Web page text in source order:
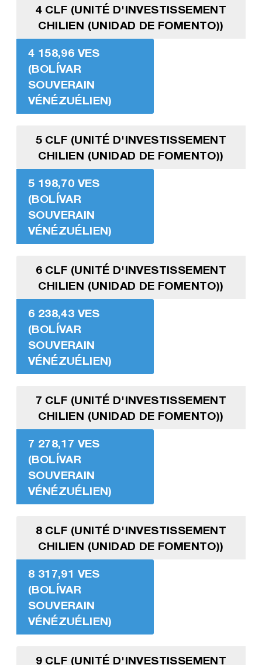
4 CLF (UNITÉ D'INVESTISSEMENT
CHILIEN (UNIDAD DE FOMENTO))
4 158,96 VES
(BOLÍVAR
SOUVERAIN
VÉNÉZUÉLIEN)
5 CLF (UNITÉ D'INVESTISSEMENT
CHILIEN (UNIDAD DE FOMENTO))
5 198,70 VES
(BOLÍVAR
SOUVERAIN
VÉNÉZUÉLIEN)
6 CLF (UNITÉ D'INVESTISSEMENT
CHILIEN (UNIDAD DE FOMENTO))
6 238,43 VES
(BOLÍVAR
SOUVERAIN
VÉNÉZUÉLIEN)
7 CLF (UNITÉ D'INVESTISSEMENT
CHILIEN (UNIDAD DE FOMENTO))
7 278,17 VES
(BOLÍVAR
SOUVERAIN
VÉNÉZUÉLIEN)
8 CLF (UNITÉ D'INVESTISSEMENT
CHILIEN (UNIDAD DE FOMENTO))
8 317,91 VES
(BOLÍVAR
SOUVERAIN
VÉNÉZUÉLIEN)
9 CLF (UNITÉ D'INVESTISSEMENT